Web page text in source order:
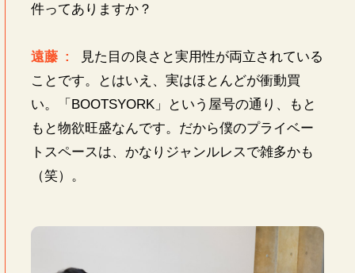
件ってありますか？
遠藤 :
見た目の良さと実用性が両立されている
ことです。とはいえ、実はほとんどが衝動買
い。「BOOTSYORK」という屋号の通り、もと
もと物欲旺盛なんです。だから僕のプライベー
トスペースは、かなりジャンルレスで雑多かも
（笑）。